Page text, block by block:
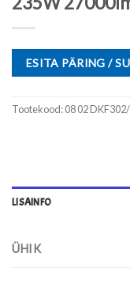
ESITA PÄRING /
Tootekood:08 02
LISAINFO
ÜHIK